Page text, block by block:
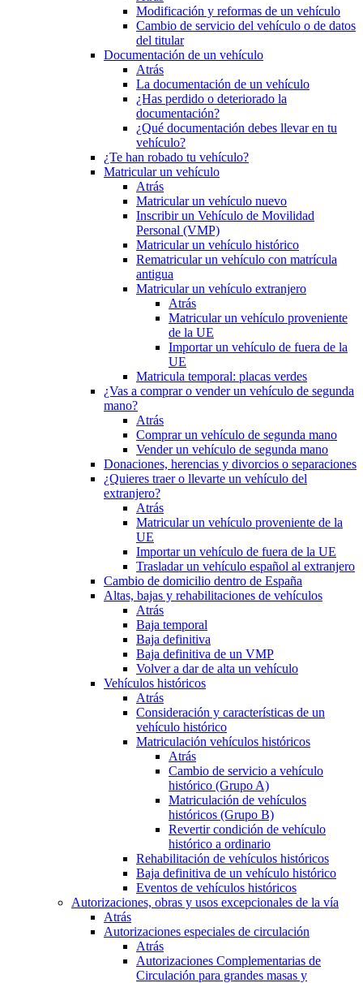
Modificación y reformas de un vehículo
Cambio de servicio del vehículo o de datos
del titular
Documentación de un vehículo
Atrás
La documentación de un vehículo
¿Has perdido o deteriorado la
documentación?
¿Qué documentación debes llevar en tu
vehículo?
¿Te han robado tu vehículo?
Matricular un vehículo
Atrás
Matricular un vehículo nuevo
Inscribir un Vehículo de Movilidad
Personal (VMP)
Matricular un vehículo histórico
Rematricular un vehículo con matrícula
antigua
Matricular un vehículo extranjero
Atrás
Matricular un vehículo proveniente
de la UE
Importar un vehículo de fuera de la
UE
Matricula temporal: placas verdes
¿Vas a comprar o vender un vehículo de segunda
mano?
Atrás
Comprar un vehículo de segunda mano
Vender un vehículo de segunda mano
Donaciones, herencias y divorcios o separaciones
¿Quieres traer o llevarte un vehículo del
extranjero?
Atrás
Matricular un vehículo proveniente de la
UE
Importar un vehículo de fuera de la UE
Trasladar un vehículo español al extranjero
Cambio de domicilio dentro de España
Altas, bajas y rehabilitaciones de vehículos
Atrás
Baja temporal
Baja definitiva
Baja definitiva de un VMP
Volver a dar de alta un vehículo
Vehículos históricos
Atrás
Consideración y características de un
vehículo histórico
Matriculación vehículos históricos
Atrás
Cambio de servicio a vehículo
histórico (Grupo A)
Matriculación de vehículos
históricos (Grupo B)
Revertir condición de vehículo
histórico a ordinario
Rehabilitación de vehículos históricos
Baja definitiva de un vehículo histórico
Eventos de vehículos históricos
Autorizaciones, obras y usos excepcionales de la vía
Atrás
Autorizaciones especiales de circulación
Atrás
Autorizaciones Complementarias de
Circulación para grandes masas y